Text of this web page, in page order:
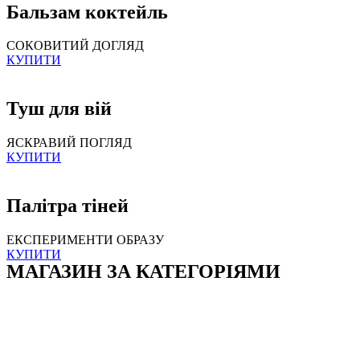
Бальзам коктейль
СОКОВИТИЙ ДОГЛЯД
КУПИТИ
Туш для вій
ЯСКРАВИЙ ПОГЛЯД
КУПИТИ
Палітра тіней
ЕКСПЕРИМЕНТИ ОБРАЗУ
КУПИТИ
МАГАЗИН ЗА КАТЕГОРІЯМИ